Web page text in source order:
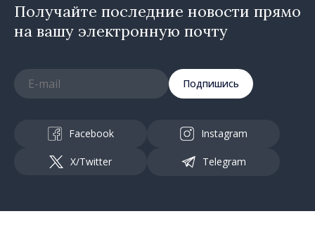
Получайте последние новости прямо
на вашу электронную почту
Подпишись
Facebook Instagram
X/Twitter Telegram